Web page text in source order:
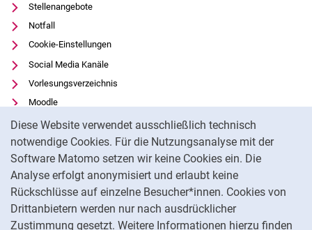
Diese Website verwendet ausschließlich technisch
notwendige Cookies. Für die Nutzungsanalyse mit der
Software Matomo setzen wir keine Cookies ein. Die
Analyse erfolgt anonymisiert und erlaubt keine
Rückschlüsse auf einzelne Besucher*innen. Cookies von
Drittanbietern werden nur nach ausdrücklicher
Zustimmung gesetzt. Weitere Informationen hierzu finden
Stellenangebote
Notfall
Cookie-Einstellungen
Social Media Kanäle
Vorlesungsverzeichnis
Moodle
Panopto
Universitätsbibliothek
Datenschutz
Barrierefreiheit
Transparenter KI-Einsatz